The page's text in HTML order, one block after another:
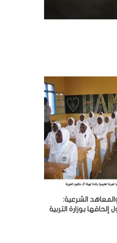
الشرعية:
بوزارة التربية